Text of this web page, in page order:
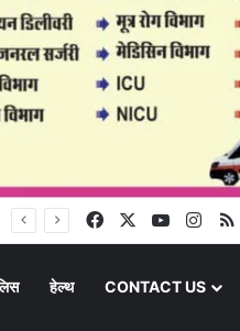
Facebook YouTube
हेल्थ CONTACT US